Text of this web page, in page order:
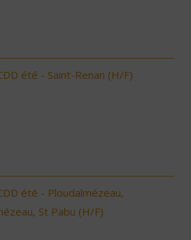
été - Saint-Renan (H/F)
été - Ploudalmézeau,
St Pabu (H/F)